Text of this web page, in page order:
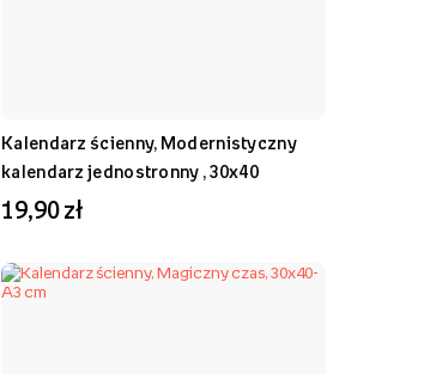
Kalendarz ścienny, Modernistyczny
kalendarz jednostronny , 30x40
19,90 zł